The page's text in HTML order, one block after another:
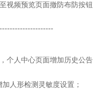
视频预览页面撤防布防按钮
个人中心页面增加历史公告
人形检测灵敏度设置；